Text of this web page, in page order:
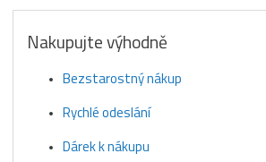
Nakupujte výhodně
Bezstarostný nákup
Rychlé odeslání
Dárek k nákupu